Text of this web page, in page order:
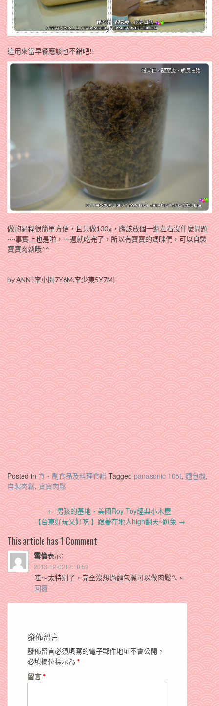
這用來當早餐應該也不錯吧!!
做的過程很簡單方便，且只做100g，應該放個一週左右沒什麼問題
~~事實上也是啦，一週就吃完了，所以有寶寶的媽咪們，可以自製
寶寶肉鬆哦^^
by ANN [李小開7Y6M.李少東5Y7M]
Posted in食‧副食品及料理食譜Taggedpanasonic 105t,麵包機,
自製肉鬆,寶寶肉鬆
Post
navigation
←男孩的基地‧美國Roy Toy經典小木屋
【台東好玩又好吃 】跟著在地人high翻天~趴兔→
This article has 1 Comment
雪倫表示:
2013-12-0212:10:59
哇～太特別了，完全沒想過麵包機可以做肉鬆ㄟ。
回覆
發佈留言
發佈留言必須填寫的電子郵件地址不會公開。
必填欄位標示為 *
留言 *